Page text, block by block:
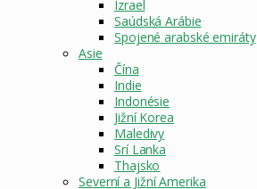
Izrael
Saúdská Arábie
Spojené arabské emiráty
Asie
Čína
Indie
Indonésie
Jižní Korea
Maledivy
Srí Lanka
Thajsko
Severní a Jižní Amerika